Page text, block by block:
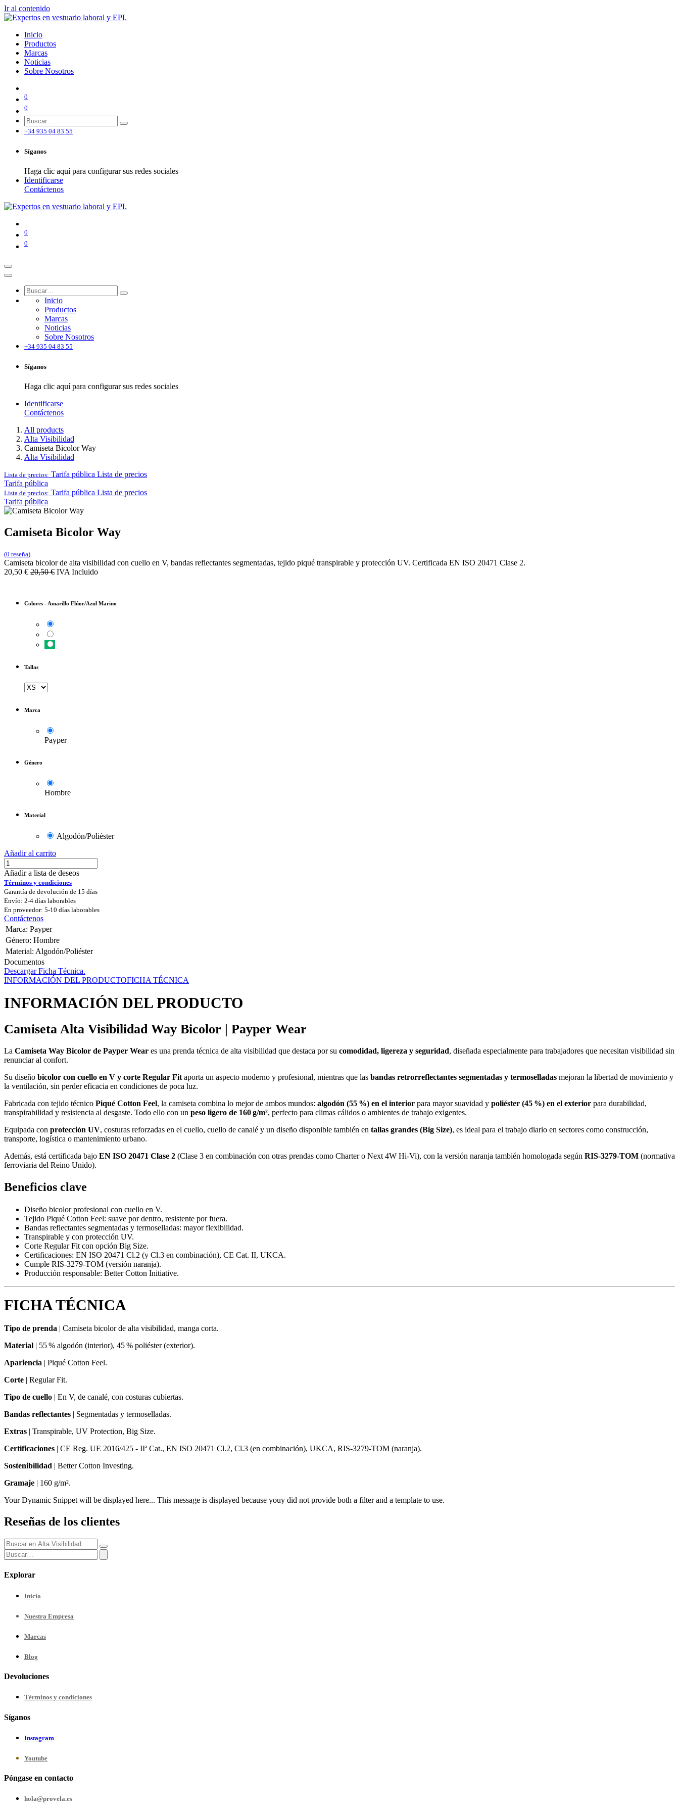
Ir al contenido
Inicio
Productos
Marcas
Noticias
Sobre Nosotros
0
0
+34 935 04 83 55
Síganos
Haga clic aquí para configurar sus redes sociales
Identificarse
Contáctenos
0
0
Inicio
Productos
Marcas
Noticias
Sobre Nosotros
+34 935 04 83 55
Síganos
Haga clic aquí para configurar sus redes sociales
Identificarse
Contáctenos
All products
Alta Visibilidad
Camiseta Bicolor Way
Alta Visibilidad
Lista de precios: Tarifa pública Lista de precios
Tarifa pública
Lista de precios: Tarifa pública Lista de precios
Tarifa pública
Camiseta Bicolor Way
(0 reseña)
Camiseta bicolor de alta visibilidad con cuello en V, bandas reflectantes segmentadas, tejido piqué transpirable y protección UV. Certificada EN ISO 20471 Clase 2.
20,50 € 20,50€ IVA Incluido
Colores - Amarillo Flúor/Azul Marino
Tallas
Marca
Payper
Género
Hombre
Material
Algodón/Poliéster
Añadir al carrito
Añadir a lista de deseos
Términos y condiciones
Garantía de devolución de 15 días
Envío: 2-4 días laborables
En proveedor: 5-10 días laborables
Contáctenos
Marca: Payper
Género: Hombre
Material: Algodón/Poliéster
Documentos
Descargar Ficha Técnica.
INFORMACIÓN DEL PRODUCTOFICHA TÉCNICA
INFORMACIÓN DEL PRODUCTO
Camiseta Alta Visibilidad Way Bicolor | Payper Wear
La Camiseta Way Bicolor de Payper Wear es una prenda técnica de alta visibilidad que destaca por su comodidad, ligereza y seguridad, diseñada especialmente para trabajadores que necesitan visibilidad sin
renunciar al confort.
Su diseño bicolor con cuello en V y corte Regular Fit aporta un aspecto moderno y profesional, mientras que las bandas retrorreflectantes segmentadas y termoselladas mejoran la libertad de movimiento y
la ventilación, sin perder eficacia en condiciones de poca luz.
Fabricada con tejido técnico Piqué Cotton Feel, la camiseta combina lo mejor de ambos mundos: algodón (55 %) en el interior para mayor suavidad y poliéster (45 %) en el exterior para durabilidad,
transpirabilidad y resistencia al desgaste. Todo ello con un peso ligero de 160 g/m², perfecto para climas cálidos o ambientes de trabajo exigentes.
Equipada con protección UV, costuras reforzadas en el cuello, cuello de canalé y un diseño disponible también en tallas grandes (Big Size), es ideal para el trabajo diario en sectores como construcción,
transporte, logística o mantenimiento urbano.
Además, está certificada bajo EN ISO 20471 Clase 2 (Clase 3 en combinación con otras prendas como Charter o Next 4W Hi-Vi), con la versión naranja también homologada según RIS-3279-TOM (normativa
ferroviaria del Reino Unido).
Beneficios clave
Diseño bicolor profesional con cuello en V.
Tejido Piqué Cotton Feel: suave por dentro, resistente por fuera.
Bandas reflectantes segmentadas y termoselladas: mayor flexibilidad.
Transpirable y con protección UV.
Corte Regular Fit con opción Big Size.
Certificaciones: EN ISO 20471 Cl.2 (y Cl.3 en combinación), CE Cat. II, UKCA.
Cumple RIS-3279-TOM (versión naranja).
Producción responsable: Better Cotton Initiative.
FICHA TÉCNICA
Tipo de prenda | Camiseta bicolor de alta visibilidad, manga corta.
Material | 55 % algodón (interior), 45 % poliéster (exterior).
Apariencia | Piqué Cotton Feel.
Corte | Regular Fit.
Tipo de cuello | En V, de canalé, con costuras cubiertas.
Bandas reflectantes | Segmentadas y termoselladas.
Extras | Transpirable, UV Protection, Big Size.
Certificaciones | CE Reg. UE 2016/425 - IIª Cat., EN ISO 20471 Cl.2, Cl.3 (en combinación), UKCA, RIS-3279-TOM (naranja).
Sostenibilidad | Better Cotton Investing.
Gramaje | 160 g/m².
Your Dynamic Snippet will be displayed here... This message is displayed because youy did not provide both a filter and a template to use.
Reseñas de los clientes
Explorar
Inicio
Nuestra Empresa
Marcas
Blog
Devoluciones
Términos y condiciones
Síganos
Instagram
Youtube
Póngase en contacto
hola@provela.es